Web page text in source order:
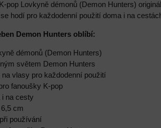
pop Lovkyně démonů (Demon Hunters)
hodí pro každodenní použití doma i na
Demon Hunters oblíbí:
démonů (Demon Hunters)
světem Demon Hunters
na vlasy pro každodenní použití
fanoušky K-pop
i na cesty
cm
používání